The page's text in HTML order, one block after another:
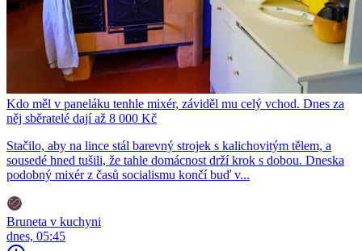
Kdo měl v paneláku tenhle mixér, záviděl mu celý vchod. Dnes za
něj sběratelé dají až 8 000 Kč
Stačilo, aby na lince stál barevný strojek s kalichovitým tělem, a
sousedé hned tušili, že tahle domácnost drží krok s dobou. Dneska
podobný mixér z časů socialismu končí buď v...
Bruneta v kuchyni
dnes, 05:45